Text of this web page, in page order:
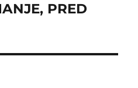
PRED